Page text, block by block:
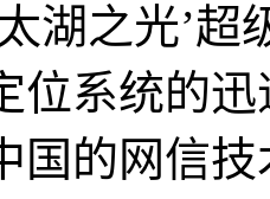
湖之光’
位系统的
国的网信